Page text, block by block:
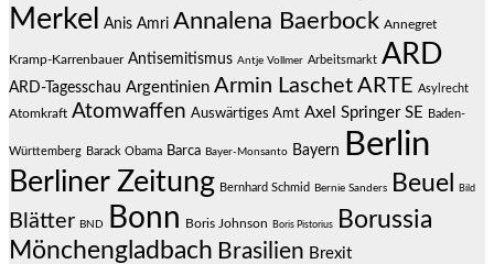
Merkel
Anis Amri Annalena Baerbock Annegret
Kramp-Karrenbauer Antisemitismus Antje Vollmer Arbeitsmarkt ARD
ARD-Tagesschau Argentinien Armin Laschet ARTE Asylrecht
Atomkraft Atomwaffen Auswärtiges Amt Axel Springer SE Baden-
Württemberg Barack Obama Barca Bayer-Monsanto Bayern Berlin
Berliner Zeitung Bernhard Schmid Bernie Sanders Beuel Bild
Blätter BND Bonn Boris Johnson Boris Pistorius
Borussia
Mönchengladbach Brasilien Brexit